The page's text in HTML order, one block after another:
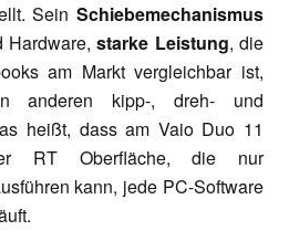
Sein Schiebemechanismus
Hardware,starke Leistung, die
am Markt vergleichbar ist,
anderen kipp-, dreh- und
heißt, dass am Vaio Duo 11
RT Oberfläche, die nur
kann, jede PC-Software